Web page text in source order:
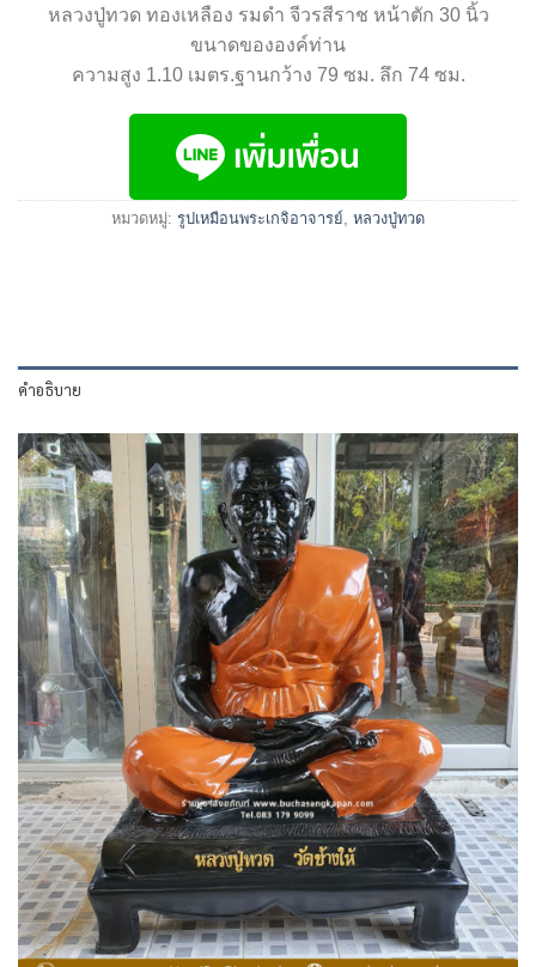
หลวงปู่ทวด ทองเหลือง รมดำ จีวรสีราช หน้าตัก 30 นิ้ว
ขนาดขององค์ท่าน
ความสูง 1.10 เมตร.ฐานกว้าง 79 ซม. ลึก 74 ซม.
หมวดหมู่: รูปเหมือนพระเกจิอาจารย์, หลวงปู่ทวด
คำอธิบาย